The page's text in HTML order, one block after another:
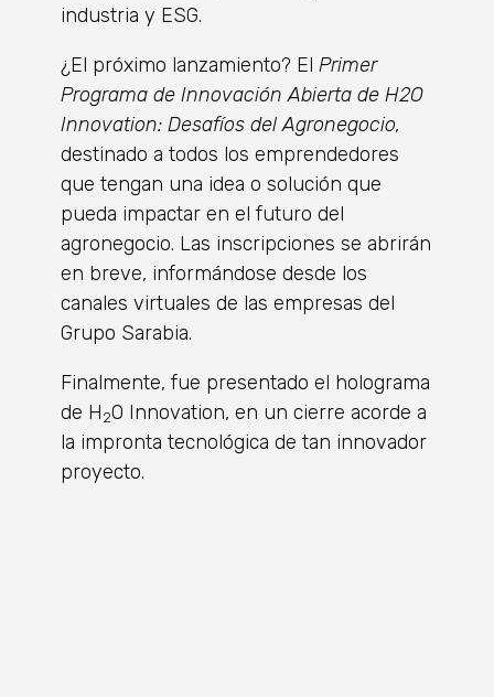
industria y ESG.
¿El próximo lanzamiento? El Primer
Programa de Innovación Abierta de H2O
Innovation: Desafíos del Agronegocio,
destinado a todos los emprendedores
que tengan una idea o solución que
pueda impactar en el futuro del
agronegocio. Las inscripciones se abrirán
en breve, informándose desde los
canales virtuales de las empresas del
Grupo Sarabia.
Finalmente, fue presentado el holograma
de H2O Innovation, en un cierre acorde a
la impronta tecnológica de tan innovador
proyecto.